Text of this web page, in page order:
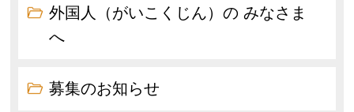
外国人（がいこくじん）の みなさま
へ
募集のお知らせ